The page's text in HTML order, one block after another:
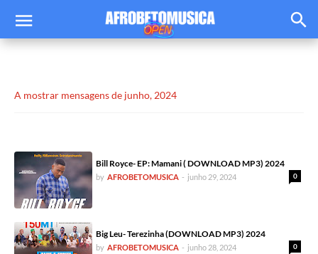
A mostrar mensagens de junho, 2024
Bill Royce- EP: Mamani ( DOWNLOAD MP3) 2024
by AFROBETOMUSICA 0
- junho 29, 2024
Big Leu- Terezinha (DOWNLOAD MP3) 2024
by AFROBETOMUSICA 0
- junho 28, 2024